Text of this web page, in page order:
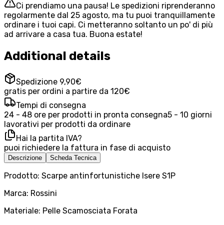
Ci prendiamo una pausa! Le spedizioni riprenderanno
regolarmente dal 25 agosto, ma tu puoi tranquillamente
ordinare i tuoi capi. Ci metteranno soltanto un po' di più
ad arrivare a casa tua. Buona estate!
Additional details
Spedizione 9,90€
gratis per ordini a partire da 120€
Tempi di consegna
24 - 48 ore per prodotti in pronta consegna5 - 10 giorni
lavorativi per prodotti da ordinare
Hai la partita IVA?
puoi richiedere la fattura in fase di acquisto
Descrizione Scheda Tecnica
Prodotto: Scarpe antinfortunistiche Isere S1P
Marca: Rossini
Materiale: Pelle Scamosciata Forata